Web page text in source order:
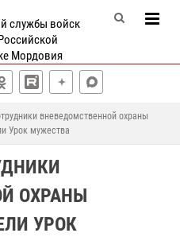
службы войск
Мордовия
вневедомственной охраны
Урок мужества
ОХРАНЫ
УРОК